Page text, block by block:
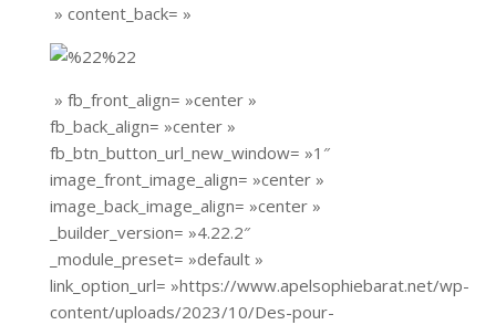
» content_back= »
» fb_front_align= »center »
fb_back_align= »center »
fb_btn_button_url_new_window= »1″
image_front_image_align= »center »
image_back_image_align= »center »
_builder_version= »4.22.2″
_module_preset= »default »
link_option_url= »https://www.apelsophiebarat.net/wp-
content/uploads/2023/10/Des-pour-